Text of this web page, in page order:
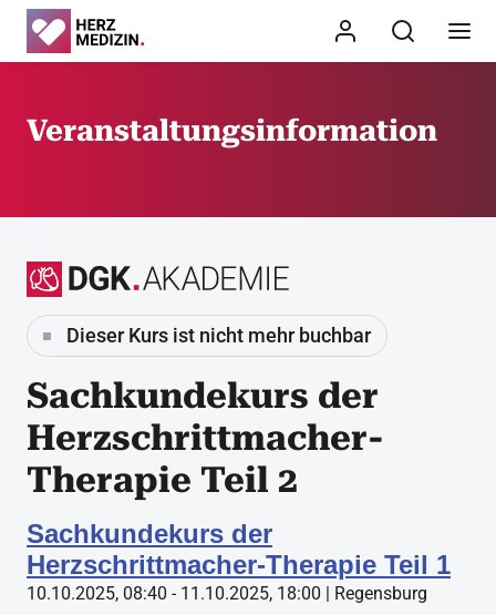
Veranstaltungsinformation
Dieser Kurs ist nicht mehr buchbar
Sachkundekurs der
Herzschrittmacher-
Therapie Teil 2
Sachkundekurs der
Herzschrittmacher-Therapie Teil 1
10.10.2025, 08:40 - 11.10.2025, 18:00 | Regensburg